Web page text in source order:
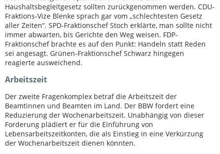
Haushaltsbegleitgesetz sollten zurückgenommen werden. CDU-
Fraktions-Vize Blenke sprach gar vom „schlechtesten Gesetz
aller Zeiten“. SPD-Fraktionschef Stoch erklärte, man sollte nicht
immer abwarten, bis Gerichte den Weg weisen. FDP-
Fraktionschef brachte es auf den Punkt: Handeln statt Reden
sei angesagt. Grünen-Fraktionschef Schwarz hingegen
reagierte ausweichend.
Arbeitszeit
Der zweite Fragenkomplex betraf die Arbeitszeit der
Beamtinnen und Beamten im Land. Der BBW fordert eine
Reduzierung der Wochenarbeitszeit. Unabhängig von dieser
Forderung plädiert er für die Einführung von
Lebensarbeitszeitkonten, die als Einstieg in eine Verkürzung
der Wochenarbeitszeit dienen könnten.